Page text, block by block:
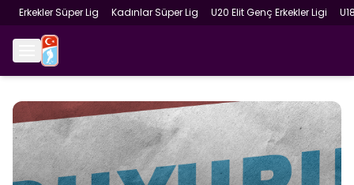
Erkekler Süper Lig Kadınlar Süper Lig U20 Elit Genç Erkekler Ligi